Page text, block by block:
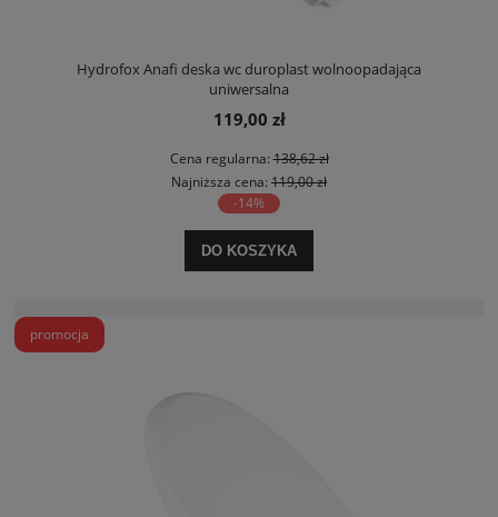
Hydrofox Anafi deska wc duroplast wolnoopadająca
uniwersalna
119,00 zł
Cena regularna:138,62 zł
Najniższa cena: 119,00 zł
-14%
DO KOSZYKA
promocja